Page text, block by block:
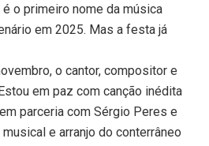
o primeiro nome da música
em 2025. Mas a festa já
o cantor, compositor e
em paz com canção inédita
parceria com Sérgio Peres e
e arranjo do conterrâneo